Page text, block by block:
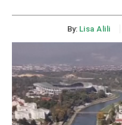
By: Lisa Alili